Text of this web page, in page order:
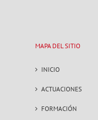
MAPA DEL SITIO
INICIO
ACTUACIONES
FORMACIÓN